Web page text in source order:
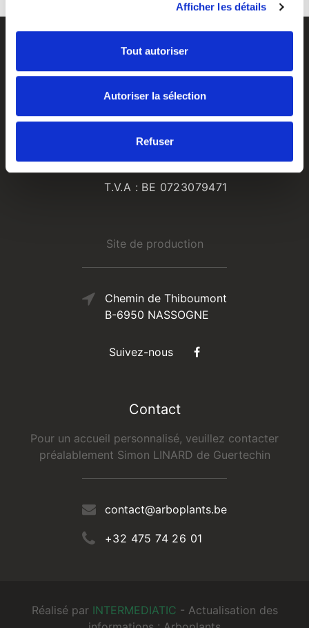
Afficher les détails
Tout autoriser
Autoriser la sélection
Refuser
Rue de Marche, 42
B-6950 NASSOGNE
T.V.A : BE 0723079471
Site de production
Chemin de Thiboumont
B-6950 NASSOGNE
Suivez-nous
Contact
Pour un accueil personnalisé, veuillez contacter
préalablement Simon LINARD de Guertechin
contact@arboplants.be
+32 475 74 26 01
Réalisé par INTERMEDIATIC - Actualisation des